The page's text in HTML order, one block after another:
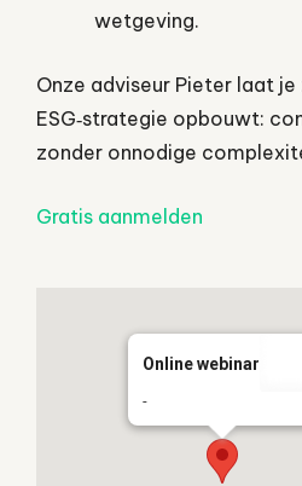
wetgeving.
Onze adviseur Pieter laat je
ESG‑strategie opbouwt:
zonder onnodige
Gratis aanmelden
Online webinar
-